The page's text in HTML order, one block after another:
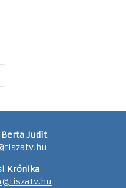
Berta Judit
Krónika